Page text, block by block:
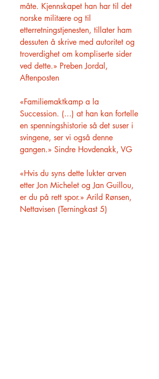
måte. Kjennskapet han har til det
norske militære og til
etterretningstjenesten, tillater ham
dessuten å skrive med autoritet og
troverdighet om kompliserte sider
ved dette.» Preben Jordal,
Aftenposten
«Familiemaktkamp a la
Succession. (...) at han kan fortelle
en spenningshistorie så det suser i
svingene, ser vi også denne
gangen.» Sindre Hovdenakk, VG
«Hvis du syns dette lukter arven
etter Jon Michelet og Jan Guillou,
er du på rett spor.» Arild Rønsen,
Nettavisen (Terningkast 5)